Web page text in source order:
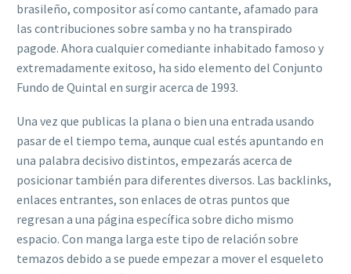
brasileño, compositor así­ como cantante, afamado para
las contribuciones sobre samba y no ha transpirado
pagode. Ahora cualquier comediante inhabitado famoso y
extremadamente exitoso, ha sido elemento del Conjunto
Fundo de Quintal en surgir acerca de 1993.
Una vez que publicas la plana o bien una entrada usando
pasar de el tiempo tema, aunque cual estés apuntando en
una palabra decisivo distintos, empezarás acerca de
posicionar también para diferentes diversos. Las backlinks,
enlaces entrantes, son enlaces de otras puntos que
regresan a una página específica sobre dicho mismo
espacio. Con manga larga este tipo de relación sobre
temazos debido a se puede empezar a mover el esqueleto